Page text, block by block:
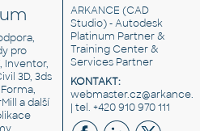
pro
Inventor,
3D, 3ds
a další
ARKANCE (CAD
Studio) - Autodesk
Platinum Partner &
Training Center &
Services Partner
KONTAKT:
| tel. +420 910 970 111